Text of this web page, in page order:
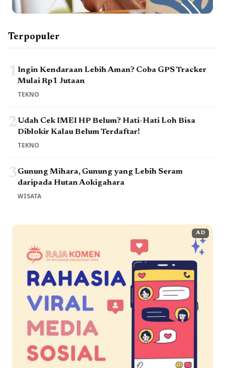
Terpopuler
1Ingin Kendaraan Lebih Aman? Coba GPS Tracker
Mulai Rp1 Jutaan
TEKNO
2Udah Cek IMEI HP Belum? Hati-Hati Loh Bisa
Diblokir Kalau Belum Terdaftar!
TEKNO
3Gunung Mihara, Gunung yang Lebih Seram
daripada Hutan Aokigahara
WISATA
AD